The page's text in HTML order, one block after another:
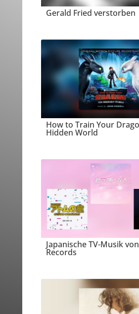
Gerald Fried verstorben
How to Train Your
Hidden World
Japanische TV-Musik
Records